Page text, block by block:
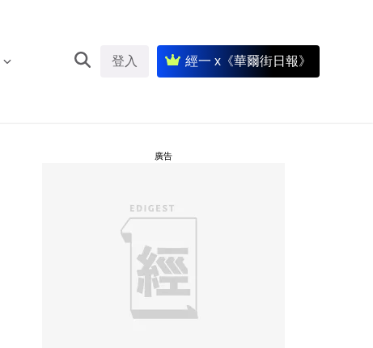
登入 經一 x《華爾街日報》
廣告